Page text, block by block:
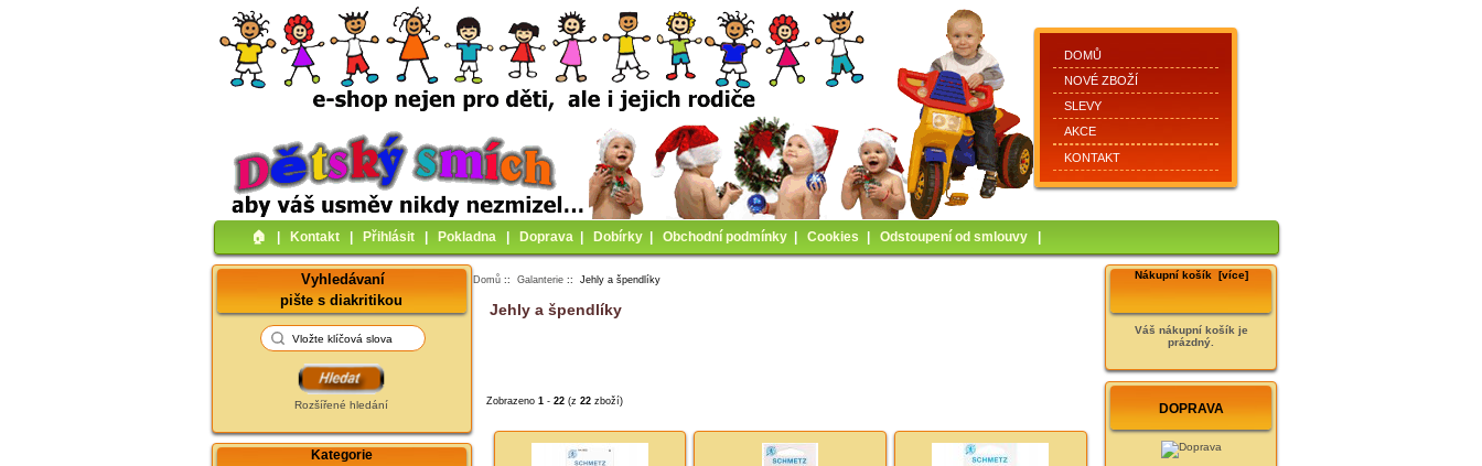
DOMŮ
NOVÉ ZBOŽÍ
SLEVY
AKCE
KONTAKT
🏠︎ Kontakt Přihlásit Pokladna Doprava Dobírky Obchodní podmínky Cookies Odstoupení od smlouvy
Vyhledávaní
pište s diakritikou
Rozšířené hledání
Kategorie
Domů ::Galanterie :: Jehly a špendlíky
Jehly a špendlíky
Zobrazeno 1 - 22(z 22zboží)
Nákupní košík [více]
Váš nákupní košík je
prázdný.
DOPRAVA